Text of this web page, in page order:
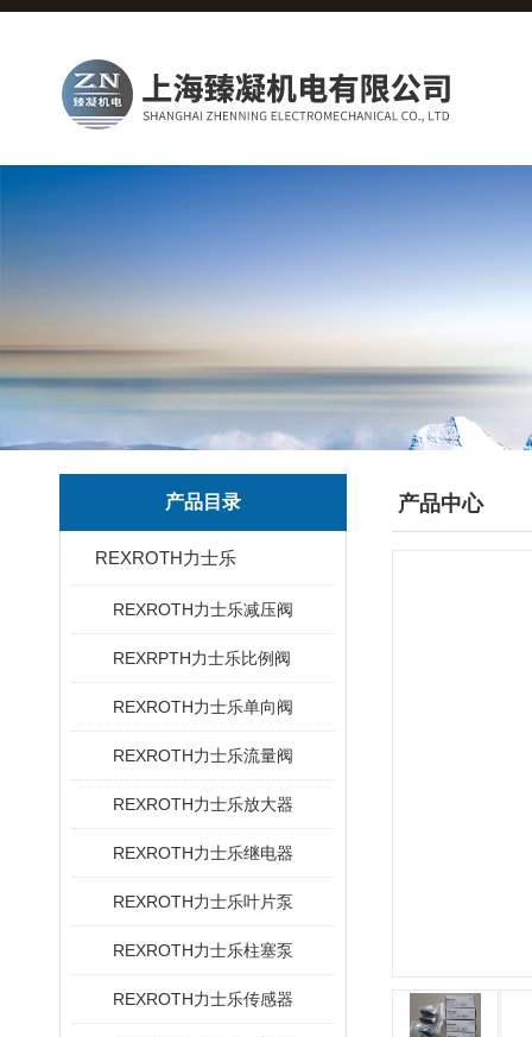
产品目录
REXROTH力士乐
REXROTH力士乐减压阀
REXRPTH力士乐比例阀
REXROTH力士乐单向阀
REXROTH力士乐流量阀
REXROTH力士乐放大器
REXROTH力士乐继电器
REXROTH力士乐叶片泵
REXROTH力士乐柱塞泵
REXROTH力士乐传感器
产品中心